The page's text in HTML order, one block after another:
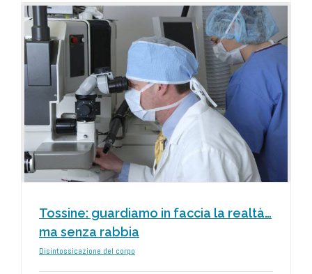
Tossine: guardiamo in faccia la realtà…
ma senza rabbia
Disintossicazione del corpo